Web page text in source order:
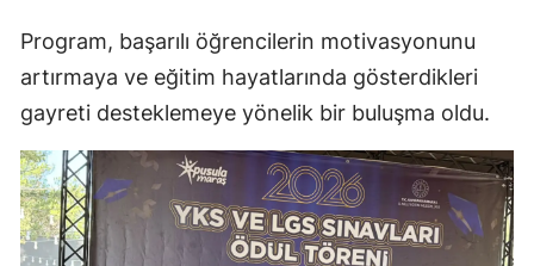
Program, başarılı öğrencilerin motivasyonunu
artırmaya ve eğitim hayatlarında gösterdikleri
gayreti desteklemeye yönelik bir buluşma oldu.